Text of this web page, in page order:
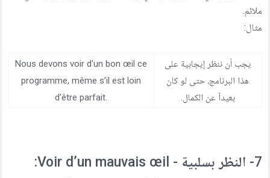
ملائم.
مثال:
يجب أن ننظر إيجابية على
هذا البرنامج، حتى لو كان
بعيداً عن الكمال.
Nous devons voir d'un bon œil ce
programme, même s’il est loin
d'être parfait.
7- النظر بسلبية - Voir d’un mauvais œil: